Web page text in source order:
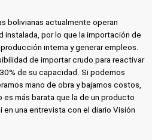
bolivianas actualmente operan
instalada, por lo que la importación de
interna y generar empleos.
de importar crudo para reactivar
de su capacidad. Si podemos
mano de obra y bajamos costos,
más barata que la de un producto
una entrevista con el diario Visión